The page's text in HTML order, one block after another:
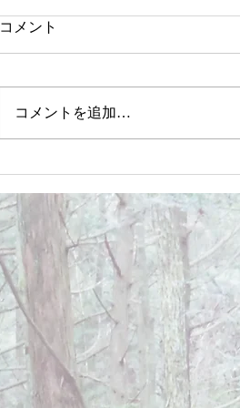
December 28, 2024
コメント
コメントを追加…